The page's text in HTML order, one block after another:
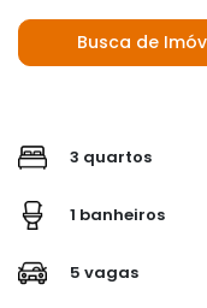
Busca de
3 quartos
1 banheiros
5 vagas